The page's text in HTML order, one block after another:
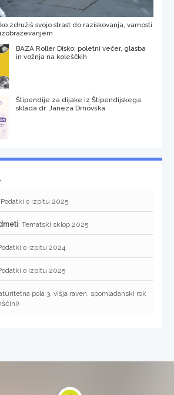
združiš svojo strast do raziskovanja, varnosti
BAZA Roller Disko: poletni večer, glasba
in vožnja na koleščkih
Štipendije za dijake iz Štipendijskega
sklada dr. Janeza Drnovška
Podatki o izpitu 2025
: Tematski sklop 2025
o izpitu 2024
o izpitu 2025
pola 3, višja raven, spomladanski rok